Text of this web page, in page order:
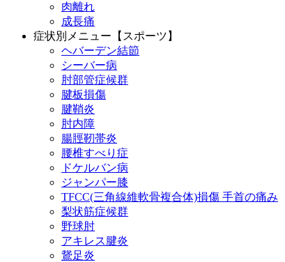
肉離れ
成長痛
症状別メニュー【スポーツ】
ヘバーデン結節
シーバー病
肘部管症候群
腱板損傷
腱鞘炎
肘内障
腸脛靭帯炎
腰椎すべり症
ドケルバン病
ジャンパー膝
TFCC(三角線維軟骨複合体)損傷 手首の痛み
梨状筋症候群
野球肘
アキレス腱炎
鵞足炎